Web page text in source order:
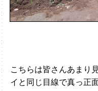
こちらは皆さんあまり
イと同じ目線で真っ正